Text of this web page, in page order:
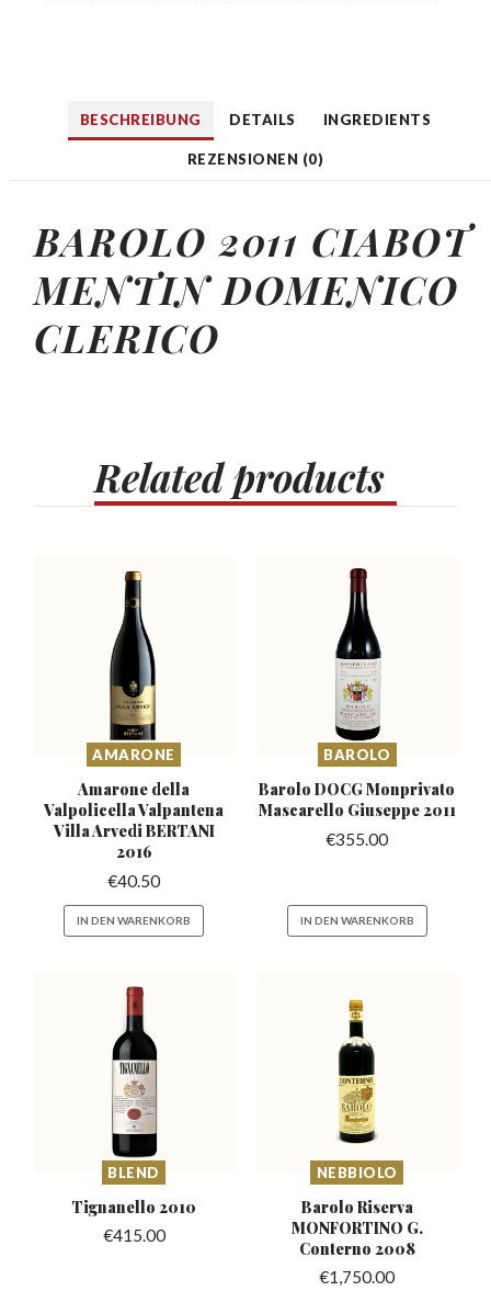
BESCHREIBUNG DETAILS INGREDIENTS
REZENSIONEN (0)
BAROLO 2011 CIABOT
MENTIN DOMENICO
CLERICO
Relatedproducts
AMARONE
Amarone della
Valpolicella Valpantena
Villa Arvedi BERTANI
2016
€40.50
IN DEN WARENKORB
BAROLO
Barolo DOCG Monprivato
Mascarello Giuseppe 2011
€355.00
IN DEN WARENKORB
BLEND
Tignanello 2010
€415.00
NEBBIOLO
Barolo Riserva
MONFORTINO G.
Conterno 2008
€1,750.00